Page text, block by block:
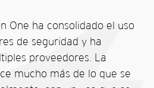
One ha consolidado el uso
de seguridad y ha
proveedores. La
mucho más de lo que se